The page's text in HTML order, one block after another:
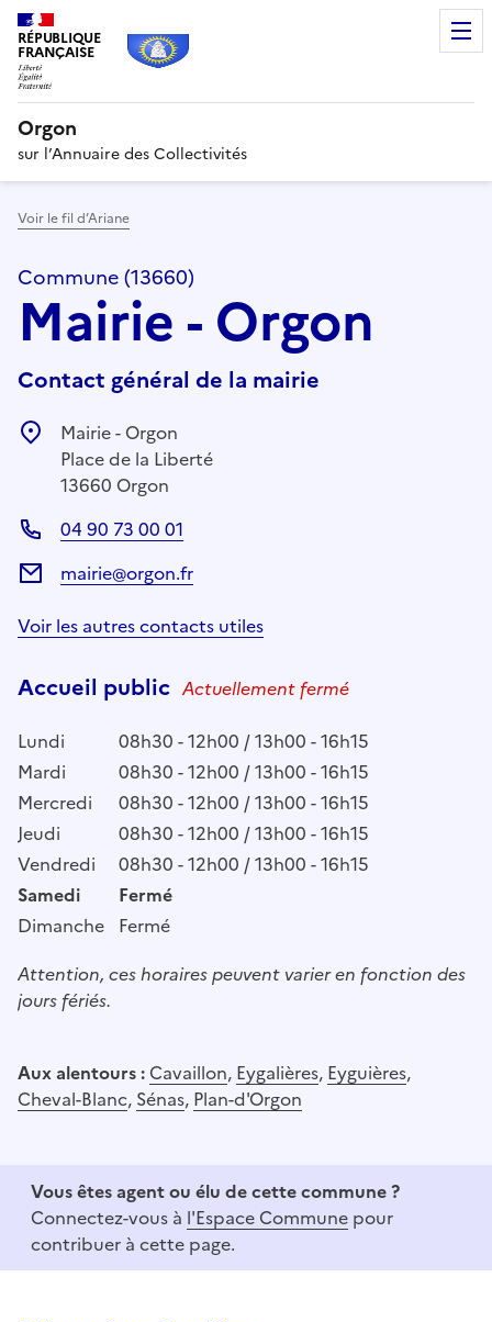
RÉPUBLIQUE
FRANÇAISE
Orgon
sur l’Annuaire des Collectivités
Voir le fil d’Ariane
Commune (13660)
Mairie - Orgon
Contact général de la mairie
Mairie - Orgon
Place de la Liberté
13660 Orgon
04 90 73 00 01
mairie@orgon.fr
Voir les autres contacts utiles
Accueil public Actuellement fermé
Lundi
08h30 - 12h00 / 13h00 - 16h15
Mardi
08h30 - 12h00 / 13h00 - 16h15
Mercredi
08h30 - 12h00 / 13h00 - 16h15
Jeudi
08h30 - 12h00 / 13h00 - 16h15
Vendredi
08h30 - 12h00 / 13h00 - 16h15
Samedi
Fermé
Dimanche Fermé
Attention, ces horaires peuvent varier en fonction des
jours fériés.
Aux alentours : Cavaillon, Eygalières, Eyguières,
Cheval-Blanc, Sénas, Plan-d'Orgon
Vous êtes agent ou élu de cette commune ?
Connectez-vous à l'Espace Commune pour
contribuer à cette page.